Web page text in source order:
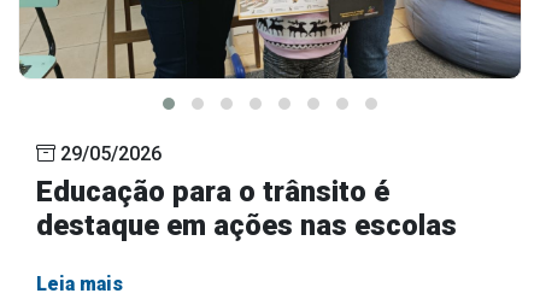
29/05/2026
Educação para o trânsito é
destaque em ações nas escolas
Leia mais